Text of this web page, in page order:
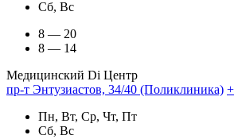
Сб, Вс
8 — 20
8 — 14
Медицинский Di Центр
пр-т Энтузиастов, 34/40 (Поликлиника)
Пн, Вт, Ср, Чт, Пт
Сб, Вс